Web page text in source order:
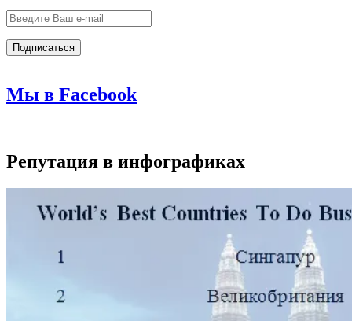
Мы в Facebook
Репутация в инфографиках